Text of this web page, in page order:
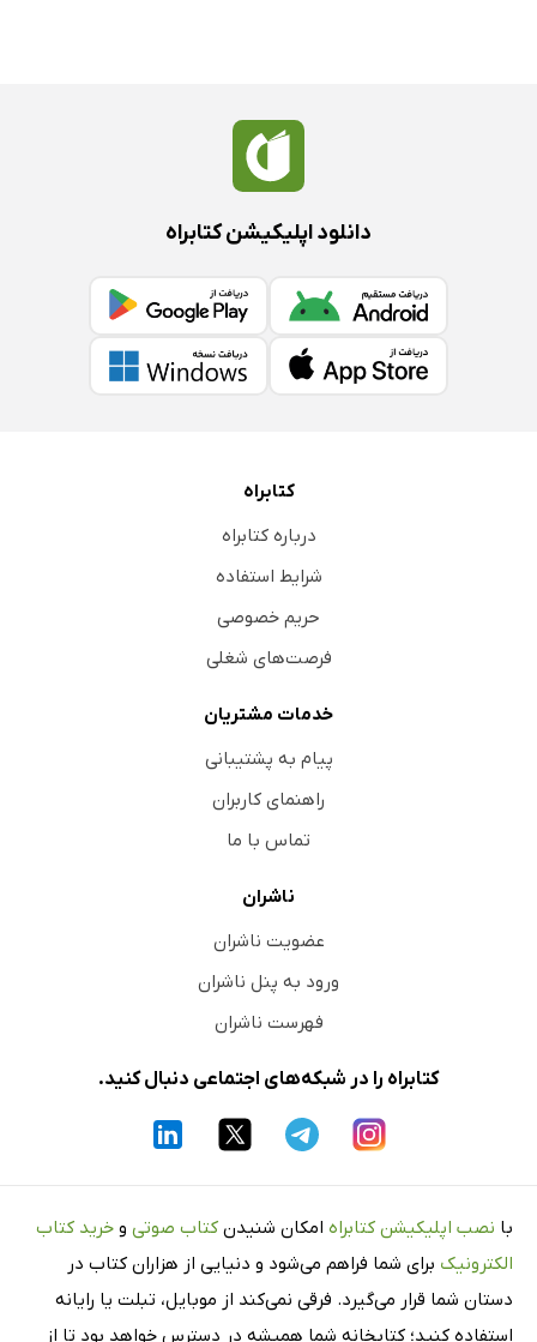
دانلود اپلیکیشن کتابراه
کتابراه
درباره کتابراه
شرایط استفاده
حریم خصوصی
فرصت‌های شغلی
خدمات مشتریان
پیام به پشتیبانی
راهنمای کاربران
تماس با ما
ناشران
عضویت ناشران
ورود به پنل ناشران
فهرست ناشران
کتابراه را در شبکه‌های اجتماعی دنبال کنید.
با نصب اپلیکیشن کتابراه امکان شنیدن کتاب صوتی و خرید کتاب
الکترونیک برای شما فراهم می‌شود و دنیایی از هزاران کتاب در
دستان شما قرار می‌گیرد. فرقی نمی‌کند از موبایل، تبلت یا رایانه
استفاده کنید؛ کتابخانه شما همیشه در دسترس خواهد بود تا از